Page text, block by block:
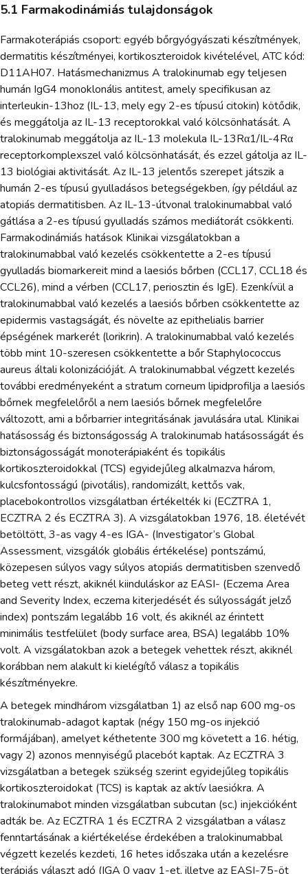
5.1 Farmakodinámiás tulajdonságok
Farmakoterápiás csoport: egyéb bőrgyógyászati készítmények,
dermatitis készítményei, kortikoszteroidok kivételével, ATC kód:
D11AH07. Hatásmechanizmus A tralokinumab egy teljesen
humán IgG4 monoklonális antitest, amely specifikusan az
interleukin-13hoz (IL-13, mely egy 2-es típusú citokin) kötődik,
és meggátolja az IL-13 receptorokkal való kölcsönhatását. A
tralokinumab meggátolja az IL-13 molekula IL-13Rα1/IL-4Rα
receptorkomplexszel való kölcsönhatását, és ezzel gátolja az IL-
13 biológiai aktivitását. Az IL-13 jelentős szerepet játszik a
humán 2-es típusú gyulladásos betegségekben, így például az
atopiás dermatitisben. Az IL-13-útvonal tralokinumabbal való
gátlása a 2-es típusú gyulladás számos mediátorát csökkenti.
Farmakodinámiás hatások Klinikai vizsgálatokban a
tralokinumabbal való kezelés csökkentette a 2-es típusú
gyulladás biomarkereit mind a laesiós bőrben (CCL17, CCL18 és
CCL26), mind a vérben (CCL17, periosztin és IgE). Ezenkívül a
tralokinumabbal való kezelés a laesiós bőrben csökkentette az
epidermis vastagságát, és növelte az epithelialis barrier
épségének markerét (lorikrin). A tralokinumabbal való kezelés
több mint 10-szeresen csökkentette a bőr Staphylococcus
aureus általi kolonizációját. A tralokinumabbal végzett kezelés
további eredményeként a stratum corneum lipidprofilja a laesiós
bőrnek megfelelőről a nem laesiós bőrnek megfelelőre
változott, ami a bőrbarrier integritásának javulására utal. Klinikai
hatásosság és biztonságosság A tralokinumab hatásosságát és
biztonságosságát monoterápiaként és topikális
kortikoszteroidokkal (TCS) egyidejűleg alkalmazva három,
kulcsfontosságú (pivotális), randomizált, kettős vak,
placebokontrollos vizsgálatban értékelték ki (ECZTRA 1,
ECZTRA 2 és ECZTRA 3). A vizsgálatokban 1976, 18. életévét
betöltött, 3-as vagy 4-es IGA- (Investigator’s Global
Assessment, vizsgálók globális értékelése) pontszámú,
közepesen súlyos vagy súlyos atopiás dermatitisben szenvedő
beteg vett részt, akiknél kiinduláskor az EASI- (Eczema Area
and Severity Index, eczema kiterjedését és súlyosságát jelző
index) pontszám legalább 16 volt, és akiknél az érintett
minimális testfelület (body surface area, BSA) legalább 10%
volt. A vizsgálatokban azok a betegek vehettek részt, akiknél
korábban nem alakult ki kielégítő válasz a topikális
készítményekre.
A betegek mindhárom vizsgálatban 1) az első nap 600 mg-os
tralokinumab-adagot kaptak (négy 150 mg-os injekció
formájában), amelyet kéthetente 300 mg követett a 16. hétig,
vagy 2) azonos mennyiségű placebót kaptak. Az ECZTRA 3
vizsgálatban a betegek szükség szerint egyidejűleg topikális
kortikoszteroidokat (TCS) is kaptak az aktív laesiókra. A
tralokinumabot minden vizsgálatban subcutan (sc.) injekcióként
adták be. Az ECZTRA 1 és ECZTRA 2 vizsgálatban a válasz
fenntartásának a kiértékelése érdekében a tralokinumabbal
végzett kezelés kezdeti, 16 hetes időszaka után a kezelésre
terápiás választ adó (IGA 0 vagy 1-et, illetve az EASI-75-öt